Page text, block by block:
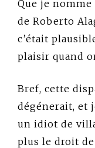
Que je nomme
de Roberto
c’était
plaisir quand
Bref, cette
dégénerait, et
un idiot de
plus le droit